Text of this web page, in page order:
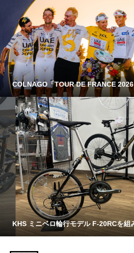
COLNAGO「TOUR DE FRANCE
KHS ミニベロ輪行モデル F-20RCを組